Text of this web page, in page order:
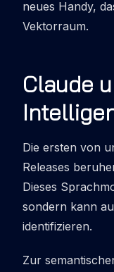
neues Handy,
Vektorraum.
Claude
Die ersten von
Releases
Dieses
sondern kann
identifizieren.
Zur